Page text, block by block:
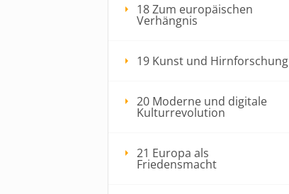
18 Zum europäischen
Verhängnis
19 Kunst und Hirnforschung
20 Moderne und digitale
Kulturrevolution
21 Europa als
Friedensmacht